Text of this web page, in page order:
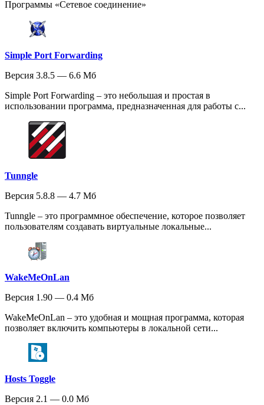
Программы «Сетевое соединение»
Simple Port Forwarding
Версия 3.8.5 — 6.6 Мб
Simple Port Forwarding – это небольшая и простая в
использовании программа, предназначенная для работы с...
Tunngle
Версия 5.8.8 — 4.7 Мб
Tunngle – это программное обеспечение, которое позволяет
пользователям создавать виртуальные локальные...
WakeMeOnLan
Версия 1.90 — 0.4 Мб
WakeMeOnLan – это удобная и мощная программа, которая
позволяет включить компьютеры в локальной сети...
Hosts Toggle
Версия 2.1 — 0.0 Мб